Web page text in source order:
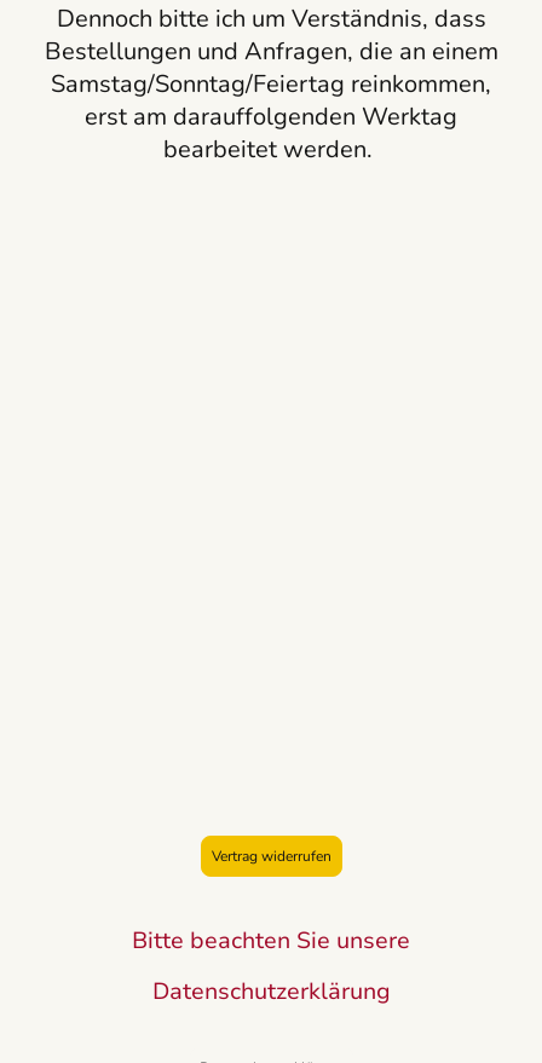
Dennoch bitte ich um Verständnis, dass
Bestellungen und Anfragen, die an einem
Samstag/Sonntag/Feiertag reinkommen,
erst am darauffolgenden Werktag
bearbeitet werden.
Vertrag widerrufen
Bitte beachten Sie unsere
Datenschutzerklärung